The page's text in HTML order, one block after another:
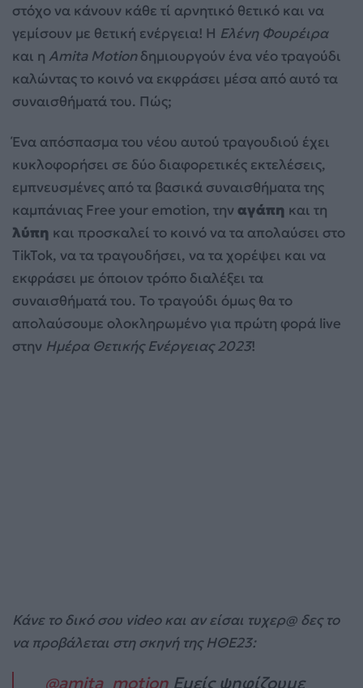
στόχο να κάνουν κάθε τί αρνητικό θετικό και να
γεμίσουν με θετική ενέργεια! Η Ελένη Φουρέιρα
και η Amita Motionδημιουργούν ένα νέο τραγούδι
καλώντας το κοινό να εκφράσει μέσα από αυτό τα
συναισθήματά του. Πώς;
Ένα απόσπασμα του νέου αυτού τραγουδιού έχει
κυκλοφορήσει σε δύο διαφορετικές εκτελέσεις,
εμπνευσμένες από τα βασικά συναισθήματα της
καμπάνιας Free your emotion, τηναγάπη και τη
λύπη και προσκαλεί το κοινό να τα απολαύσει στο
TikTok, να τα τραγουδήσει, να τα χορέψει και να
εκφράσει με όποιον τρόπο διαλέξει τα
συναισθήματά του. Το τραγούδι όμως θα το
απολαύσουμε ολοκληρωμένο για πρώτη φορά live
στην Ημέρα Θετικής Ενέργειας 2023!
Κάνε το δικό σου video και αν είσαι τυχερ@ δες το
να προβάλεται στη σκηνή της ΗΘΕ23:
@amita_motion Εμείς ψηφίζουμε